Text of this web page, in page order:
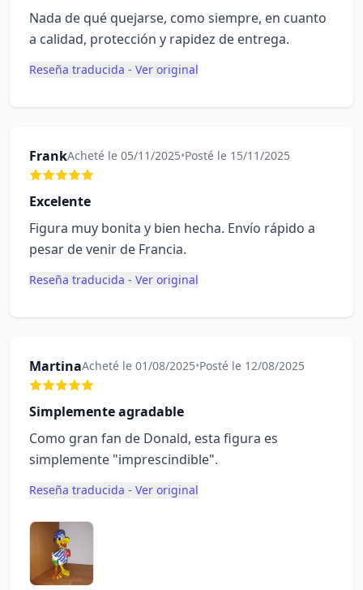
Nada de qué quejarse, como siempre, en cuanto
a calidad, protección y rapidez de entrega.
Reseña traducida - Ver original
FrankAcheté le 05/11/2025•Posté le 15/11/2025
Excelente
Figura muy bonita y bien hecha. Envío rápido a
pesar de venir de Francia.
Reseña traducida - Ver original
MartinaAcheté le 01/08/2025•Posté le 12/08/2025
Simplemente agradable
Como gran fan de Donald, esta figura es
simplemente "imprescindible".
Reseña traducida - Ver original